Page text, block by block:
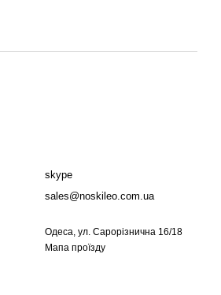
skype
sales@noskileo.com.ua
Одеса, ул. Сарорізнична 16/18
Мапа проїзду